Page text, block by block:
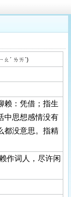
ㄠˊ ㄌㄞˋ)
赖：凭借；指生
中思想感情没有
都没意思。指精
作词人，尽许闲